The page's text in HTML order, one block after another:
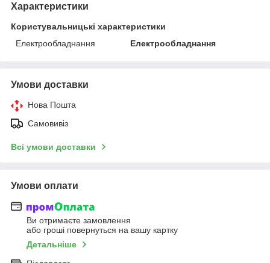
Характеристики
Користувальницькі характеристики
Електрообладнання
Електрообладнання
Умови доставки
Нова Пошта
Самовивіз
Всі умови доставки
Умови оплати
Ви отримаєте замовлення
або гроші повернуться на вашу картку
Детальніше